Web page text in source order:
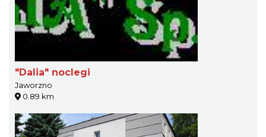
"Dalia" noclegi
Jaworzno
0.89 km